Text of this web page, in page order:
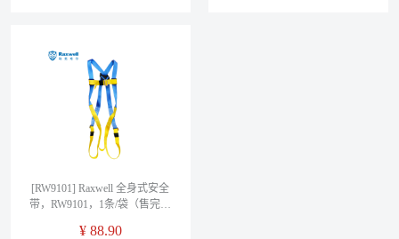
[RW9101] Raxwell 全身式安全
带，RW9101，1条/袋（售完即
¥ 88.90